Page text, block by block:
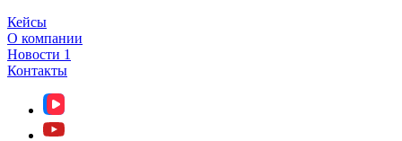
Кейсы
О компании
Новости 1
Контакты